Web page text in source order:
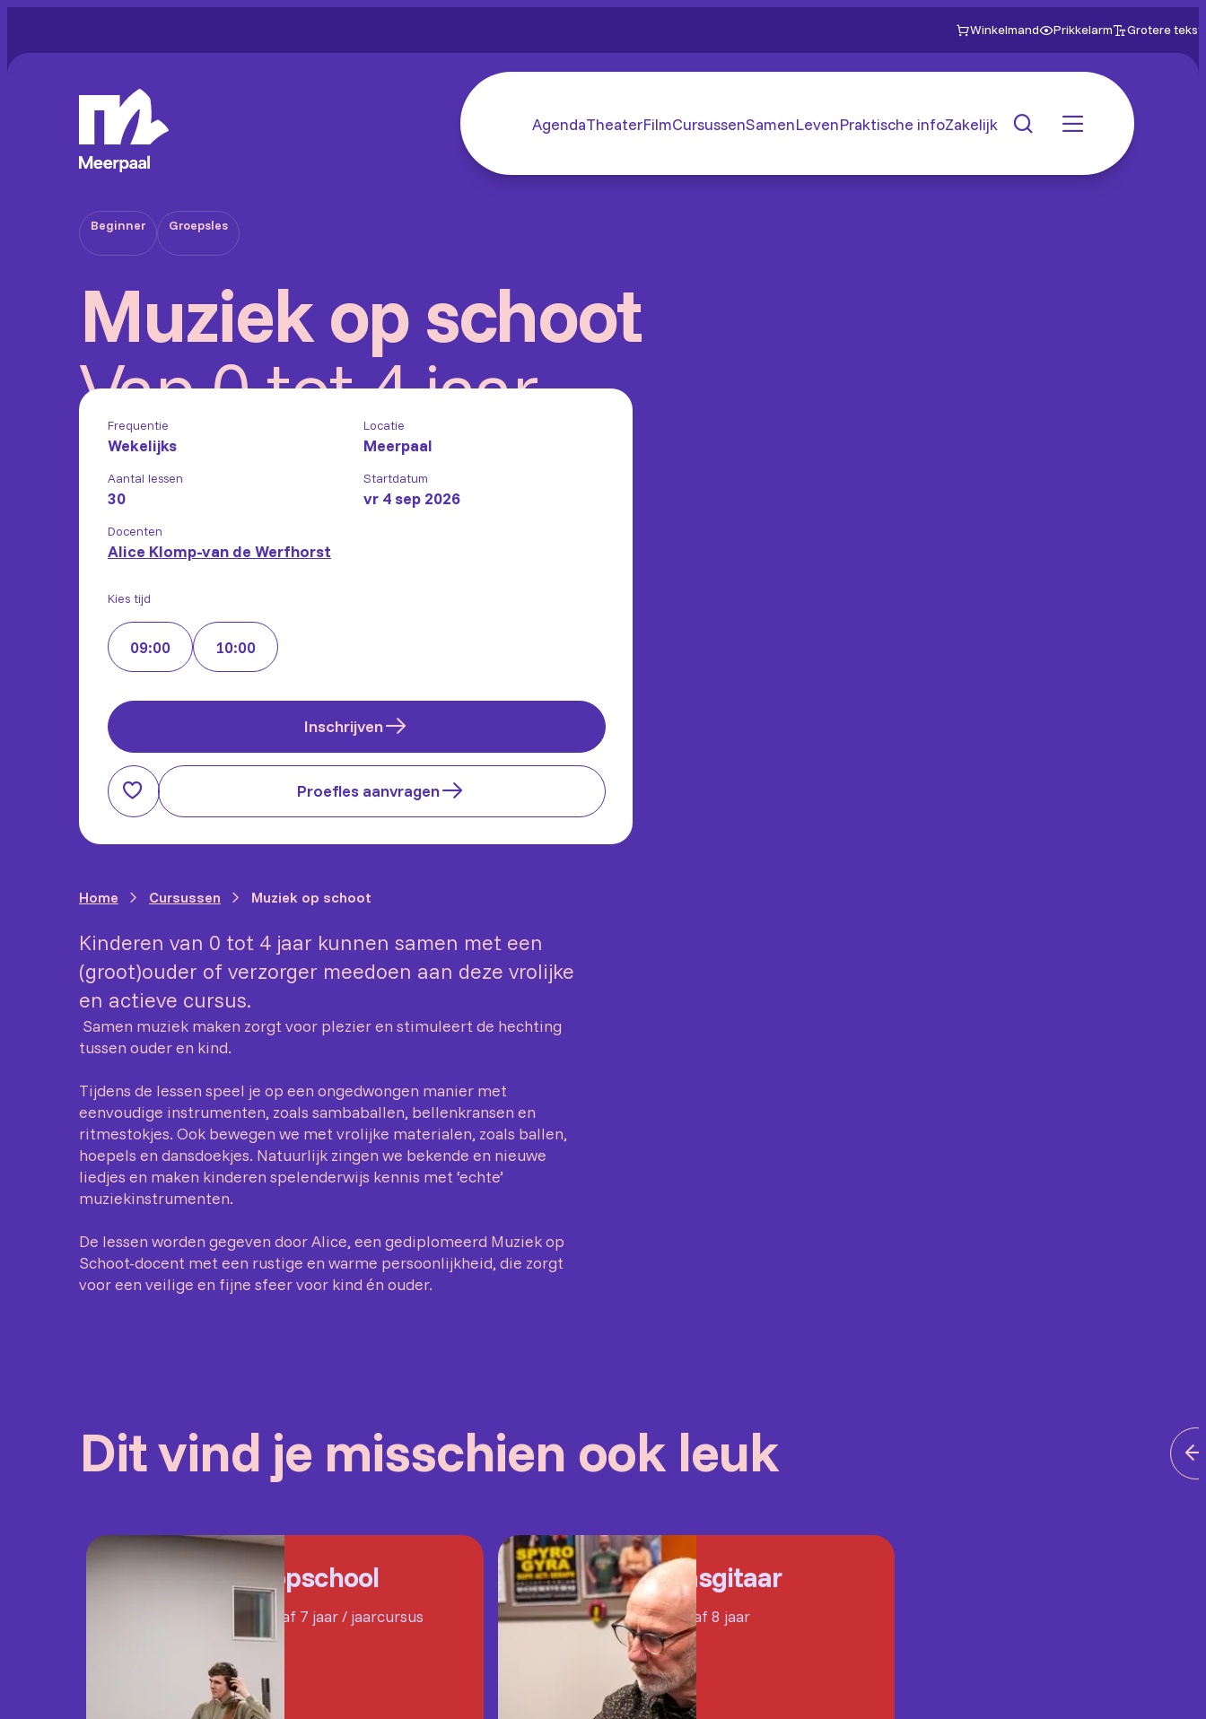
Winkelmand Prikkelarm Grotere tekst
AgendaTheaterFilmCursussenSamenLevenPraktische infoZakelijk
Beginner Groepsles
Muziek op schoot
Van 0 tot 4 jaar
Frequentie
Wekelijks
Locatie
Meerpaal
Aantal lessen
30
Startdatum
vr 4 sep 2026
Docenten
Alice Klomp-van de Werfhorst
Kies tijd
09:00 10:00
Inschrijven
Proefles aanvragen
Home Cursussen Muziek op schoot
Kinderen van 0 tot 4 jaar kunnen samen met een
(groot)ouder of verzorger meedoen aan deze vrolijke
en actieve cursus.
Samen muziek maken zorgt voor plezier en stimuleert de hechting
tussen ouder en kind.
Tijdens de lessen speel je op een ongedwongen manier met
eenvoudige instrumenten, zoals sambaballen, bellenkransen en
ritmestokjes. Ook bewegen we met vrolijke materialen, zoals ballen,
hoepels en dansdoekjes. Natuurlijk zingen we bekende en nieuwe
liedjes en maken kinderen spelenderwijs kennis met ‘echte’
muziekinstrumenten.
De lessen worden gegeven door Alice, een gediplomeerd Muziek op
Schoot-docent met een rustige en warme persoonlijkheid, die zorgt
voor een veilige en fijne sfeer voor kind én ouder.
Dit vind je misschien ook leuk
Popschool
Vanaf 7 jaar / jaarcursus
Basgitaar
Vanaf 8 jaar